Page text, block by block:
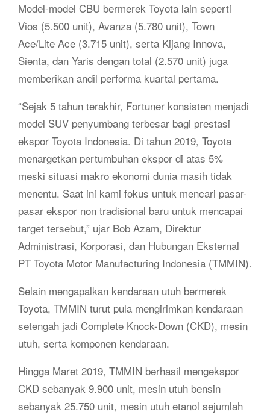
Model-model CBU bermerek Toyota lain seperti
Vios (5.500 unit), Avanza (5.780 unit), Town
Ace/Lite Ace (3.715 unit), serta Kijang Innova,
Sienta, dan Yaris dengan total (2.570 unit) juga
memberikan andil performa kuartal pertama.
“Sejak 5 tahun terakhir, Fortuner konsisten menjadi
model SUV penyumbang terbesar bagi prestasi
ekspor Toyota Indonesia. Di tahun 2019, Toyota
menargetkan pertumbuhan ekspor di atas 5%
meski situasi makro ekonomi dunia masih tidak
menentu. Saat ini kami fokus untuk mencari pasar-
pasar ekspor non tradisional baru untuk mencapai
target tersebut,” ujar Bob Azam, Direktur
Administrasi, Korporasi, dan Hubungan Eksternal
PT Toyota Motor Manufacturing Indonesia (TMMIN).
Selain mengapalkan kendaraan utuh bermerek
Toyota, TMMIN turut pula mengirimkan kendaraan
setengah jadi Complete Knock-Down (CKD), mesin
utuh, serta komponen kendaraan.
Hingga Maret 2019, TMMIN berhasil mengekspor
CKD sebanyak 9.900 unit, mesin utuh bensin
sebanyak 25.750 unit, mesin utuh etanol sejumlah